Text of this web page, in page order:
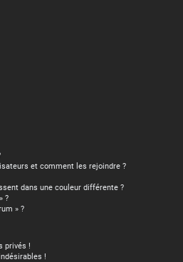
et comment les rejoindre ?
dans une couleur différente ?
?
» ?
privés !
!